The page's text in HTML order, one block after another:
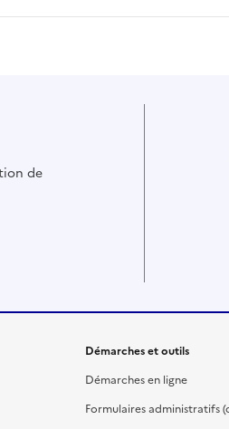
de
Démarches et outils
Démarches en ligne
Formulaires administratifs